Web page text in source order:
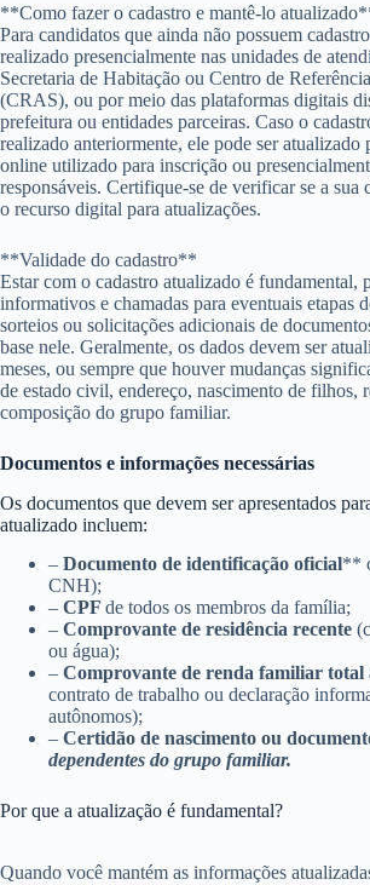
**Como fazer o cadastro e mantê-lo
Para candidatos que ainda não possuem
realizado presencialmente nas unidades de
Secretaria de Habitação ou Centro de
(CRAS), ou por meio das plataformas digitais
prefeitura ou entidades parceiras. Caso o
realizado anteriormente, ele pode ser atualizado
online utilizado para inscrição ou
responsáveis. Certifique-se de verificar se a sua
o recurso digital para atualizações.
**Validade do cadastro**
Estar com o cadastro atualizado é fundamental,
informativos e chamadas para eventuais etapas
sorteios ou solicitações adicionais de
base nele. Geralmente, os dados devem ser
meses, ou sempre que houver mudanças
de estado civil, endereço, nascimento de filhos,
composição do grupo familiar.
Documentos e informações necessárias
Os documentos que devem ser apresentados
atualizado incluem:
– Documento de identificação oficial**
CNH);
– CPF de todos os membros da família;
– Comprovante de residência recente
ou água);
– Comprovante de renda familiar total
contrato de trabalho ou declaração
autônomos);
– Certidão de nascimento ou
dependentes do grupo familiar.
Por que a atualização é fundamental?
Quando você mantém as informações